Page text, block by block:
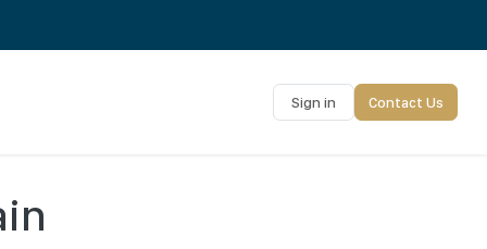
Sign in Contact Us